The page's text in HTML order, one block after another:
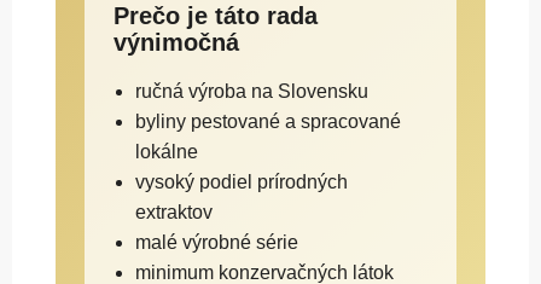
Prečo je táto rada
výnimočná
ručná výroba na Slovensku
byliny pestované a spracované
lokálne
vysoký podiel prírodných
extraktov
malé výrobné série
minimum konzervačných látok